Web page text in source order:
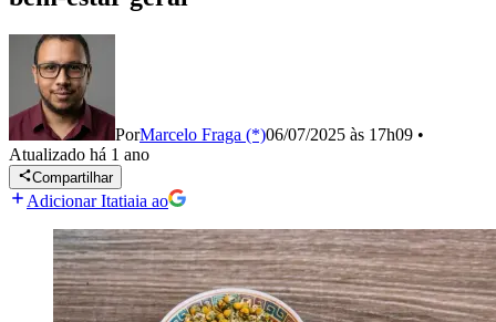
PorMarcelo Fraga (*)06/07/2025 às 17h09 •
Atualizado há 1 ano
Compartilhar
Adicionar Itatiaia ao